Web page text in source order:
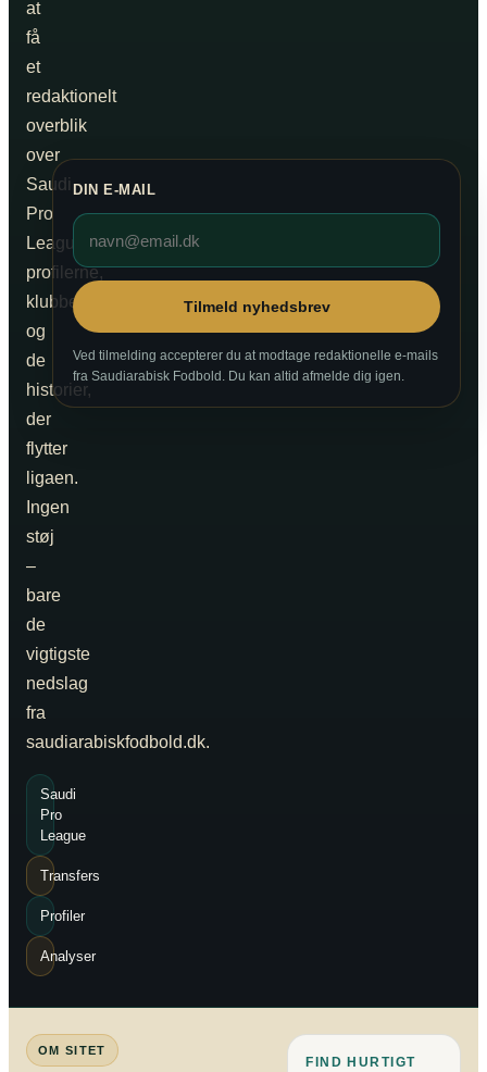
at
få
et
redaktionelt
overblik
over
Saudi
Pro
League,
profilerne,
klubberne
og
de
historier,
der
flytter
ligaen.
Ingen
støj
–
bare
de
vigtigste
nedslag
fra
saudiarabiskfodbold.dk.
Saudi
Pro
League
Transfers
Profiler
Analyser
DIN E-MAIL
Tilmeld nyhedsbrev
Ved tilmelding accepterer du at modtage redaktionelle e-mails
fra Saudiarabisk Fodbold. Du kan altid afmelde dig igen.
OM SITET
FIND HURTIGT